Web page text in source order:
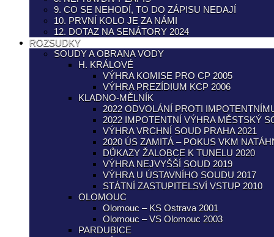
9. CO SE NEHODÍ, TO DO ZÁPISU NEDAJÍ
10. PRVNÍ KOLO JE ZA NÁMI
12. DOTAZ NA SENÁTORY 2024
ROZSUDKY
SOUDY A OBRANA VODY
H. KRÁLOVÉ
VÝHRA KOMISE PRO CP 2005
VÝHRA PREZÍDIUM KCP 2006
KLADNO-MĚLNÍK
2022 ODVOLÁNÍ PROTI
2022 IMPOTENTNÍ VÝHRA MĚSTSKÝ
VÝHRA VRCHNÍ SOUD PRAHA 2021
2020 ÚS ZAMITÁ – POKUS VKM
DŮKAZY ŽALOBCE K TUNELU 2020
VÝHRA NEJVYŠŠÍ SOUD 2019
VÝHRA U ÚSTAVNÍHO SOUDU 2017
STÁTNÍ ZASTUPITELSVÍ VSTUP 2010
OLOMOUC
Olomouc – KS Ostrava 2001
Olomouc – VS Olomouc 2003
PARDUBICE